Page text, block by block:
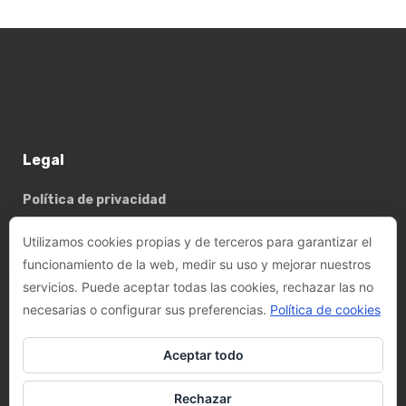
Legal
Política de privacidad
Basterrechea - Tejada arquitectes, SLP
+34 93 782 89 14
Email:felix@btarquitectes.es/fernando@btarquitectes.es
Utilizamos cookies propias y de terceros para garantizar el
funcionamiento de la web, medir su uso y mejorar nuestros
servicios. Puede aceptar todas las cookies, rechazar las no
necesarias o configurar sus preferencias. Política de cookies
Aceptar todo
Rechazar